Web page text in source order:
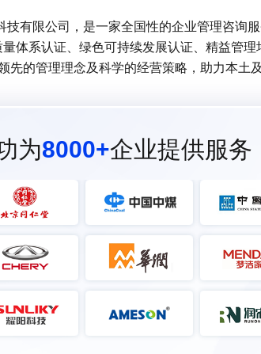
技有限公司，是一家全国性的企业管理咨询
量体系认证、绿色可持续发展认证、精益管
先的管理理念及科学的经营策略，助力本土
为8000+企业提供服务